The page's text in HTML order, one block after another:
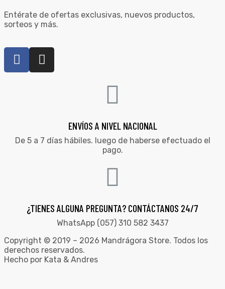
Entérate de ofertas exclusivas, nuevos productos,
sorteos y más.
ENVÍOS A NIVEL NACIONAL
De 5 a 7 días hábiles. luego de haberse efectuado el
pago.
¿TIENES ALGUNA PREGUNTA? CONTÁCTANOS 24/7
WhatsApp (057) 310 582 3437
Copyright © 2019 – 2026 Mandrágora Store. Todos los
derechos reservados.
Hecho por Kata & Andres